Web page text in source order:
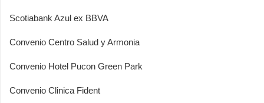
Scotiabank Azul ex BBVA
Convenio Centro Salud y Armonia
Convenio Hotel Pucon Green Park
Convenio Clinica Fident